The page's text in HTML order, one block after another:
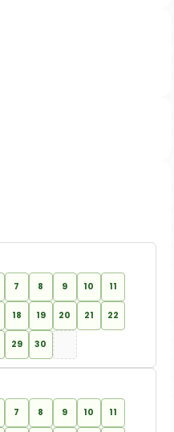
7 8 9 10 11
18 19 20 21 22
29 30
7 8 9 10 11